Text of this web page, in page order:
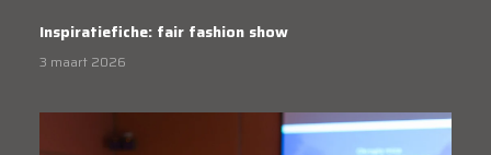
Inspiratiefiche: fair fashion show
3 maart 2026